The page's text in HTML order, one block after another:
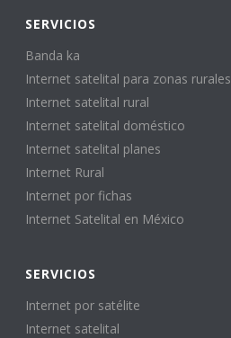
SERVICIOS
Banda ka
Internet satelital para zonas rurales
Internet satelital rural
Internet satelital doméstico
Internet satelital planes
Internet Rural
Internet por fichas
Internet Satelital en México
SERVICIOS
Internet por satélite
Internet satelital